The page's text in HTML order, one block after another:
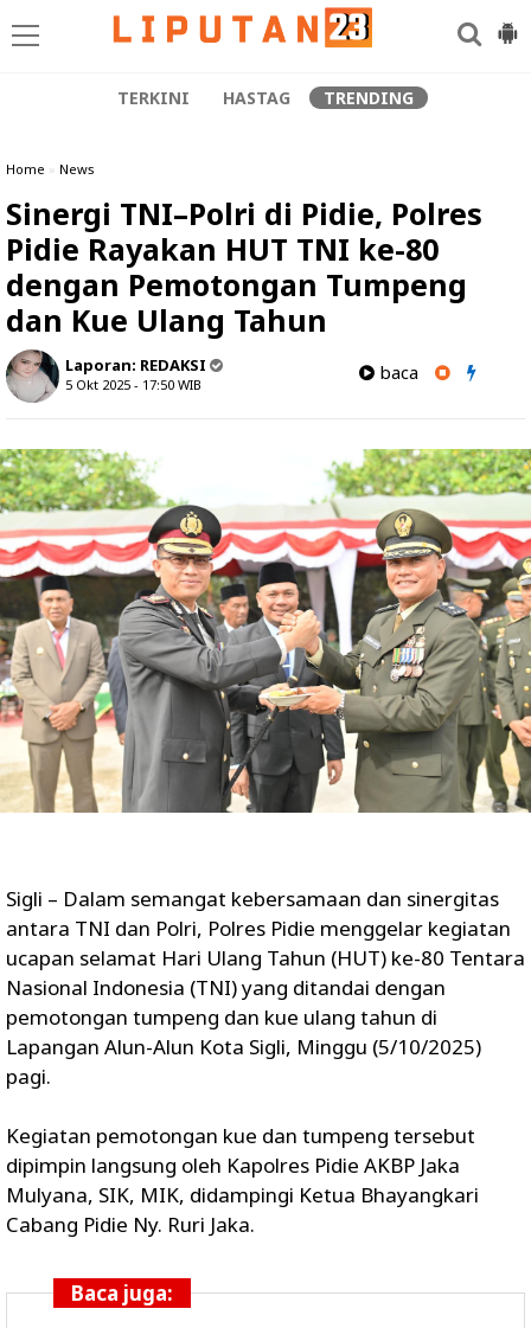
TERKINI HASTAG TRENDING
Home » News
Sinergi TNI–Polri di Pidie, Polres
Pidie Rayakan HUT TNI ke-80
dengan Pemotongan Tumpeng
dan Kue Ulang Tahun
Laporan: REDAKSI
5 Okt 2025 - 17:50 WIB
baca
Sigli – Dalam semangat kebersamaan dan sinergitas
antara TNI dan Polri, Polres Pidie menggelar kegiatan
ucapan selamat Hari Ulang Tahun (HUT) ke-80 Tentara
Nasional Indonesia (TNI) yang ditandai dengan
pemotongan tumpeng dan kue ulang tahun di
Lapangan Alun-Alun Kota Sigli, Minggu (5/10/2025)
pagi.
Kegiatan pemotongan kue dan tumpeng tersebut
dipimpin langsung oleh Kapolres Pidie AKBP Jaka
Mulyana, SIK, MIK, didampingi Ketua Bhayangkari
Cabang Pidie Ny. Ruri Jaka.
Baca juga: